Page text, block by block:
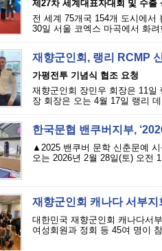
제27차 세계대표자대회 및 수출
전 세계 75개국 154개 도시에서
30일 서울 코엑스 마곡에서 화
재향군인회, 랭리 RCMP
가평전투 기념식 협조 요청
재향군인회 장민우 회장은 11
장 회장은 오는 4월 17일 랭리
한국문협 밴쿠버지부,
▲2025 밴쿠버 문학 신춘문예
오는 2026년 2월 28일(토) 오전
재향군인회 캐나다 서부
대한민국 재향군인회 캐나다서
여성회원과 정회 등 45여 명이